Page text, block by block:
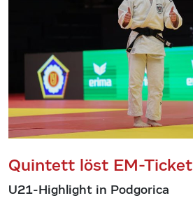
Quintett löst EM-Ticket
U21-Highlight in Podgorica